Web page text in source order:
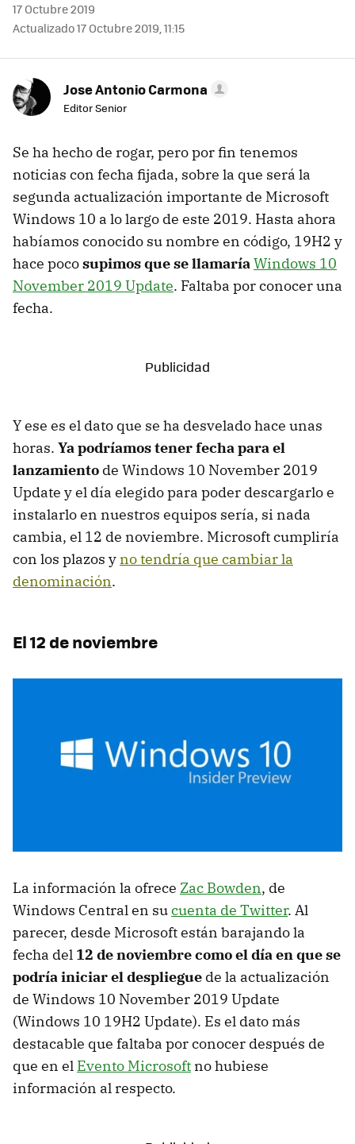
17 Octubre 2019
Actualizado 17 Octubre 2019, 11:15
Jose Antonio Carmona
Editor Senior
Se ha hecho de rogar, pero por fin tenemos
noticias con fecha fijada, sobre la que será la
segunda actualización importante de Microsoft
Windows 10 a lo largo de este 2019. Hasta ahora
habíamos conocido su nombre en código, 19H2 y
hace pocosupimos que se llamaríaWindows 10
November 2019 Update. Faltaba por conocer una
fecha.
Y ese es el dato que se ha desvelado hace unas
horas. Ya podríamos tener fecha para el
lanzamiento de Windows 10 November 2019
Update y el día elegido para poder descargarlo e
instalarlo en nuestros equipos sería, si nada
cambia, el 12 de noviembre. Microsoft cumpliría
con los plazos yno tendría que cambiar la
denominación.
El 12 de noviembre
La información la ofrece Zac Bowden, de
Windows Central en sucuenta de Twitter. Al
parecer, desde Microsoft están barajando la
fecha del 12 de noviembre como el día en que se
podría iniciar el despliegue de la actualización
de Windows 10 November 2019 Update
(Windows 10 19H2 Update). Es el dato más
destacable que faltaba por conocer después de
que en el Evento Microsoft no hubiese
información al respecto.